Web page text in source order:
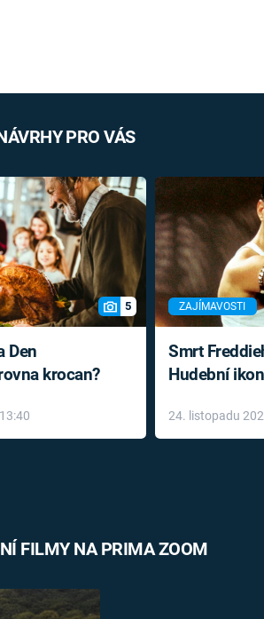
PRO VÁS
5
Den
krocan?
ZAJÍMAVOSTI
Smrt
Hudební
léky
24. listopadu
FILMY NA PRIMA ZOOM